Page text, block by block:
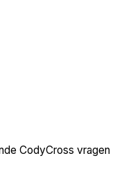
CodyCross vragen